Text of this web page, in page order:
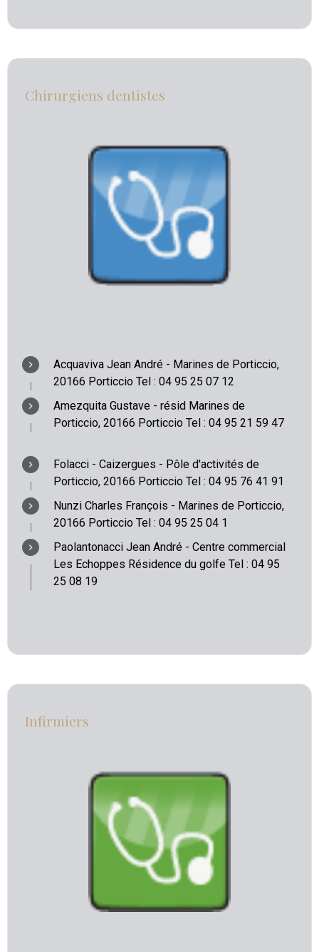
Chirurgiens dentistes
Acquaviva Jean André - Marines de Porticcio,
20166 Porticcio Tel : 04 95 25 07 12
Amezquita Gustave - résid Marines de
Porticcio, 20166 Porticcio Tel : 04 95 21 59 47
Folacci - Caizergues - Pôle d'activités de
Porticcio, 20166 Porticcio Tel : 04 95 76 41 91
Nunzi Charles François - Marines de Porticcio,
20166 Porticcio Tel : 04 95 25 04 1
Paolantonacci Jean André - Centre commercial
Les Echoppes Résidence du golfe Tel : 04 95
25 08 19
Infirmiers